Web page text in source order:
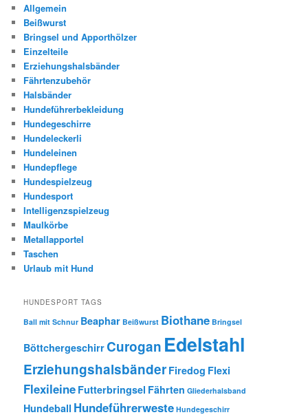
Allgemein
Beißwurst
Bringsel und Apporthölzer
Einzelteile
Erziehungshalsbänder
Fährtenzubehör
Halsbänder
Hundeführerbekleidung
Hundegeschirre
Hundeleckerli
Hundeleinen
Hundepflege
Hundespielzeug
Hundesport
Intelligenzspielzeug
Maulkörbe
Metallapportel
Taschen
Urlaub mit Hund
HUNDESPORT TAGS
Ball mit Schnur Beaphar Beißwurst Biothane Bringsel
Böttchergeschirr Curogan Edelstahl
Erziehungshalsbänder Firedog Flexi
Flexileine Futterbringsel Fährten Gliederhalsband
Hundeball Hundeführerweste Hundegeschirr